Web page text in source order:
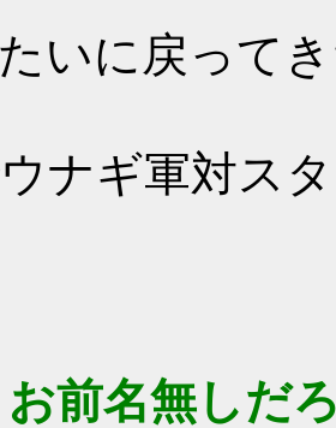
いに戻って
ナギ軍対ス
お前名無しだ